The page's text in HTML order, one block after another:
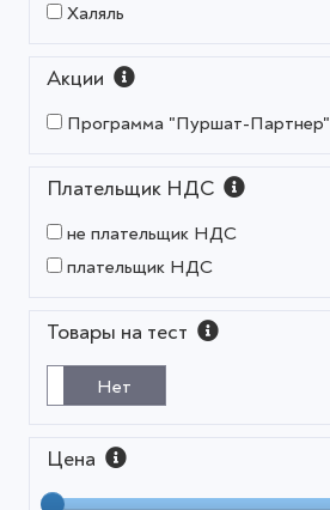
Халяль
Акции
Программа "Пуршат-Партнер"
Плательщик НДС
не плательщик НДС
плательщик НДС
Товары на тест
Нет
Цена